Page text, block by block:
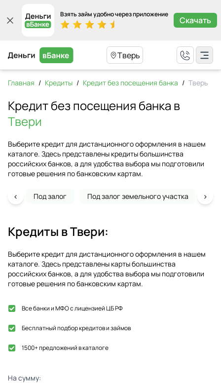
Взять займ удобно через приложение
Скачать
Тверь
Главная / Кредиты / Кредит без посещения банка / Тверь
Кредит без посещения банка в
Твери
Выберите кредит для дистанционного оформления в нашем
каталоге. Здесь представлены кредиты большинства
российских банков, а для удобства выбора мы подготовили
готовые решения по банковским картам.
Под залог Под залог земельного участка
‹ ›
Кредиты вТвери:
Выберите кредит для дистанционного оформления в нашем
каталоге. Здесь представлены карты большинства
российских банков, а для удобства выбора мы подготовили
готовые решения по банковским картам.
Все банки и МФО с лицензией ЦБ РФ
Бесплатный подбор кредитов и займов
1500+ предложений в каталоге
На сумму: